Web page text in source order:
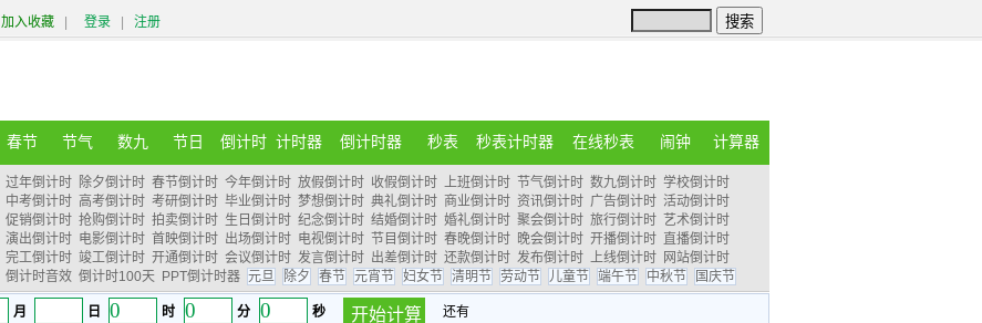
加入收藏 登录 注册
春节 节气 数九 节日 倒计时 计时器 倒计时器 秒表 秒表计时器 在线秒表 闹钟 计算器
过年倒计时 除夕倒计时 春节倒计时 今年倒计时 放假倒计时 收假倒计时 上班倒计时 节气倒计时 数九倒计时 学校倒计时
中考倒计时 高考倒计时 考研倒计时 毕业倒计时 梦想倒计时 典礼倒计时 商业倒计时 资讯倒计时 广告倒计时 活动倒计时
促销倒计时 抢购倒计时 拍卖倒计时 生日倒计时 纪念倒计时 结婚倒计时 婚礼倒计时 聚会倒计时 旅行倒计时 艺术倒计时
演出倒计时 电影倒计时 首映倒计时 出场倒计时 电视倒计时 节目倒计时 春晚倒计时 晚会倒计时 开播倒计时 直播倒计时
完工倒计时 竣工倒计时 开通倒计时 会议倒计时 发言倒计时 出差倒计时 还款倒计时 发布倒计时 上线倒计时 网站倒计时
倒计时音效 倒计时100天 PPT倒计时器 元旦 除夕 春节 元宵节 妇女节 清明节 劳动节 儿童节 端午节 中秋节 国庆节